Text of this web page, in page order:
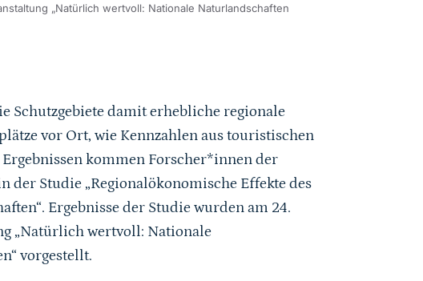
„Natürlich wertvoll: Nationale Naturlandschaften
Schutzgebiete damit erhebliche regionale
vor Ort, wie Kennzahlen aus touristischen
kommen Forscher*innen der
Studie „Regionalökonomische Effekte des
Ergebnisse der Studie wurden am 24.
„Natürlich wertvoll: Nationale
vorgestellt.